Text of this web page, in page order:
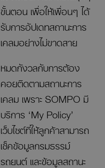
ขั้นตอน เพื่อให้เพื่อนๆ ได้
รับการอัปเดทสถานะการ
เคลมอย่างไม่ขาดสาย
หมดกังวลกับการต้อง
คอยติดตามสถานะการ
เคลม เพราะ SOMPO มี
บริการ ‘My Policy’
เว็บไซต์ที่ให้ลูกค้าสามารถ
เช็คข้อมูลกรมธรรม์
รถยนต์ และข้อมูลสถานะ